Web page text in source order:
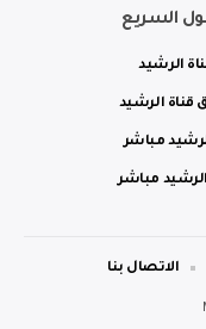
السريع
الرشيد
قناة الرشيد
مباشر
الرشيد مباشر
الاتصال بنا